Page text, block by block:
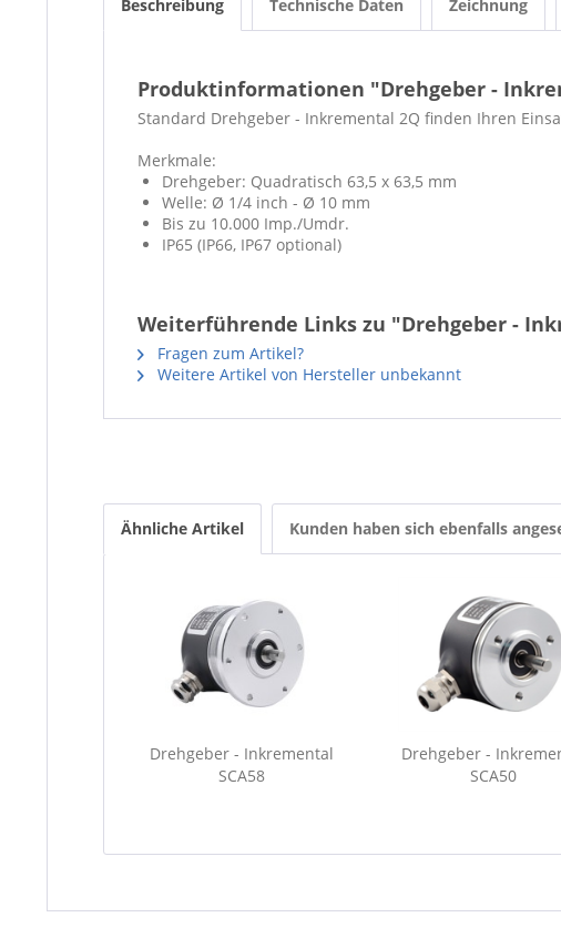
Beschreibung Technische Daten Zeichnung
Produktinformationen "Drehgeber -
Standard Drehgeber - Inkremental 2Q finden Ihren
Merkmale:
Drehgeber: Quadratisch 63,5 x 63,5 mm
Welle: Ø 1/4 inch - Ø 10 mm
Bis zu 10.000 Imp./Umdr.
IP65 (IP66, IP67 optional)
Weiterführende Links zu "Drehgeber -
Fragen zum Artikel?
Weitere Artikel von Hersteller unbekannt
Ähnliche Artikel Kunden haben sich ebenfalls
Drehgeber - Inkremental
SCA58
Drehgeber -
SCA50